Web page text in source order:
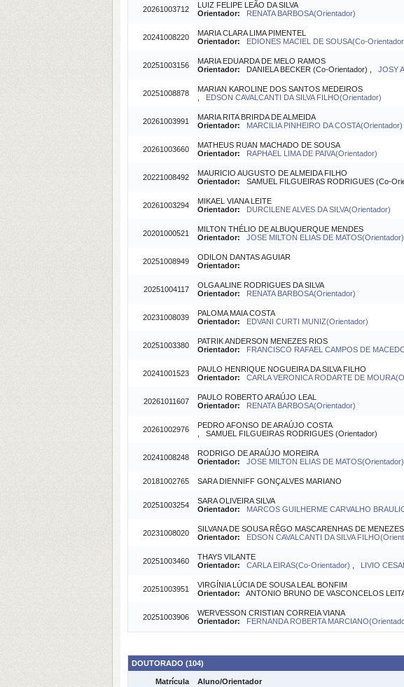
20261003712
LUIZ FELIPE LEÃO DA SILVA
Orientador:
RENATA BARBOSA(Orientador)
20241008220
MARIA CLARA LIMA PIMENTEL
Orientador:
EDIONES MACIEL DE SOUSA(Co-
20251003156
MARIA EDUARDA DE MELO RAMOS
Orientador: DANIELA BECKER (Co-Orientador) , JOSY
20251008878
MARIAN KAROLINE DOS SANTOS MEDEIROS
EDSON CAVALCANTI DA SILVA FILHO(Orientador)
20261003991
MARIA RITA BRIRDA DE ALMEIDA
Orientador:
MARCILIA PINHEIRO DA COSTA(Orientador)
20261003660
MATHEUS RUAN MACHADO DE SOUSA
Orientador:
RAPHAEL LIMA DE PAIVA(Orientador)
20221008492
MAURICIO AUGUSTO DE ALMEIDA FILHO
Orientador: SAMUEL FILGUEIRAS RODRIGUES (Co-
20261003294
MIKAEL VIANA LEITE
Orientador:
DURCILENE ALVES DA SILVA(Orientador)
20201000521
MILTON THÉLIO DE ALBUQUERQUE MENDES
Orientador:
JOSE MILTON ELIAS DE MATOS(Orientador)
20251008949
ODILON DANTAS AGUIAR
Orientador:
20251004117
OLGA ALINE RODRIGUES DA SILVA
Orientador:
RENATA BARBOSA(Orientador)
20231008039
PALOMA MAIA COSTA
Orientador:
EDVANI CURTI MUNIZ(Orientador)
20251003380
PATRIK ANDERSON MENEZES RIOS
Orientador:
FRANCISCO RAFAEL CAMPOS DE
20241001523
PAULO HENRIQUE NOGUEIRA DA SILVA FILHO
Orientador:
CARLA VERONICA RODARTE DE
20261011607
PAULO ROBERTO ARAÚJO LEAL
Orientador:
RENATA BARBOSA(Orientador)
20261002976
PEDRO AFONSO DE ARAÚJO COSTA
, SAMUEL FILGUEIRAS RODRIGUES (Orientador)
20241008248
RODRIGO DE ARAÚJO MOREIRA
Orientador:
JOSE MILTON ELIAS DE MATOS(Orientador)
20181002765 SARA DIENNIFF GONÇALVES MARIANO
20251003254
SARA OLIVEIRA SILVA
Orientador:
MARCOS GUILHERME CARVALHO
20231008020
SILVANA DE SOUSA RÊGO MASCARENHAS DE MENEZES
Orientador:
EDSON CAVALCANTI DA SILVA
20251003460
THAYS VILANTE
Orientador:
CARLA EIRAS(Co-Orientador) LIVIO
20251003951
VIRGÍNIA LÚCIA DE SOUSA LEAL BONFIM
Orientador: ANTONIO BRUNO DE VASCONCELOS
20251003906
WERVESSON CRISTIAN CORREIA VIANA
Orientador:
FERNANDA ROBERTA
DOUTORADO (104)
Matrícula Aluno/Orientador